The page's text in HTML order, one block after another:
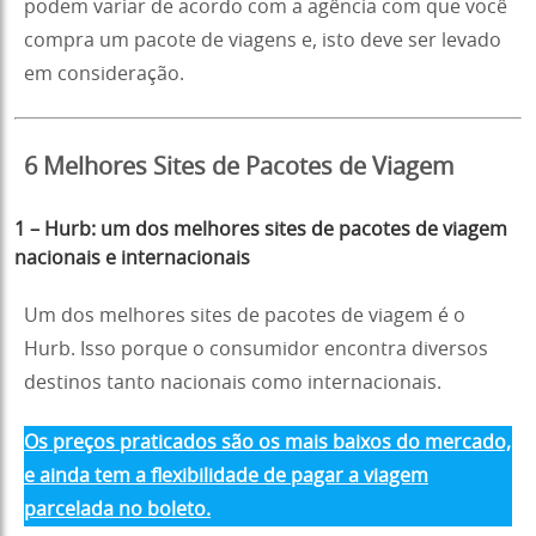
podem variar de acordo com a agência com que você
compra um pacote de viagens e, isto deve ser levado
em consideração.
6 Melhores Sites de Pacotes de Viagem
1 – Hurb: um dos melhores sites de pacotes de viagem
nacionais e internacionais
Um dos melhores sites de pacotes de viagem é o
Hurb. Isso porque o consumidor encontra diversos
destinos tanto nacionais como internacionais.
Os preços praticados são os mais baixos do mercado,
e ainda tem a flexibilidade de pagar a viagem
parcelada no boleto.